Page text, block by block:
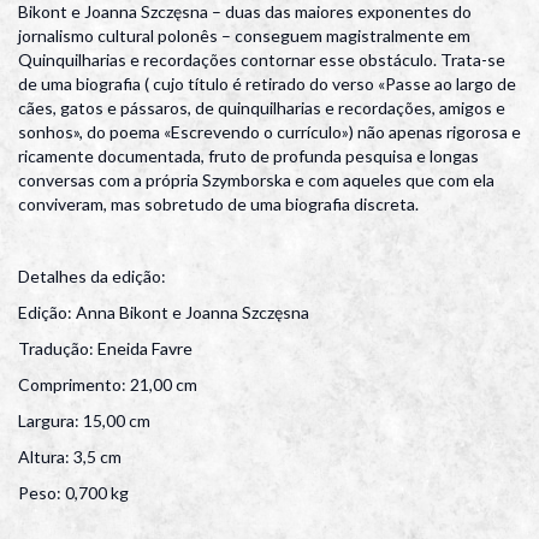
Bikont e Joanna Szczęsna – duas das maiores exponentes do
jornalismo cultural polonês – conseguem magistralmente em
Quinquilharias e recordações contornar esse obstáculo. Trata-se
de uma biografia ( cujo título é retirado do verso «Passe ao largo de
cães, gatos e pássaros, de quinquilharias e recordações, amigos e
sonhos», do poema «Escrevendo o currículo») não apenas rigorosa e
ricamente documentada, fruto de profunda pesquisa e longas
conversas com a própria Szymborska e com aqueles que com ela
conviveram, mas sobretudo de uma biografia discreta.
Detalhes da edição:
Edição: Anna Bikont e Joanna Szczęsna
Tradução: Eneida Favre
Comprimento: 21,00 cm
Largura: 15,00 cm
Altura: 3,5 cm
Peso: 0,700 kg